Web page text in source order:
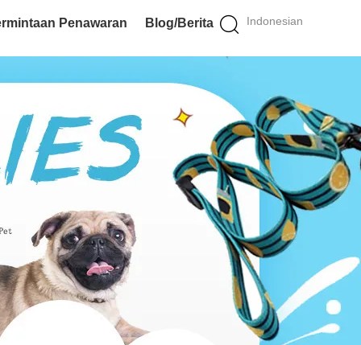
Indonesian
Penawaran Blog/Berita